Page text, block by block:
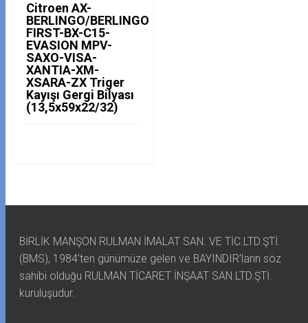
Citroen AX-
BERLINGO/BERLINGO
FIRST-BX-C15-
EVASION MPV-
SAXO-VISA-
XANTIA-XM-
XSARA-ZX Triger
Kayışı Gergi Bilyası
(13,5x59x22/32)
BİRLİK MANŞON RULMAN İMALAT SAN. VE TİC.LTD.ŞTİ.
(BMS), 1984'ten günümüze gelen ve BAYINDIR'ların söz
sahibi olduğu RULMAN TİCARET İNŞAAT SAN.LTD.ŞTİ.
kuruluşudur.